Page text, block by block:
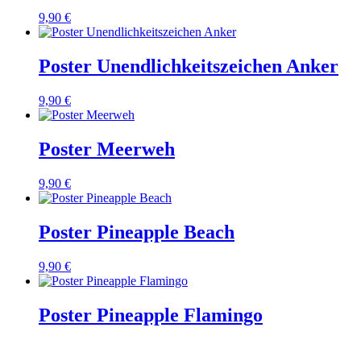
9,90 €
Poster Unendlichkeitszeichen Anker
9,90 €
Poster Meerweh
9,90 €
Poster Pineapple Beach
9,90 €
Poster Pineapple Flamingo